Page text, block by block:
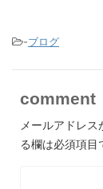
-ブログ
comment
メールアドレス
る欄は必須項目